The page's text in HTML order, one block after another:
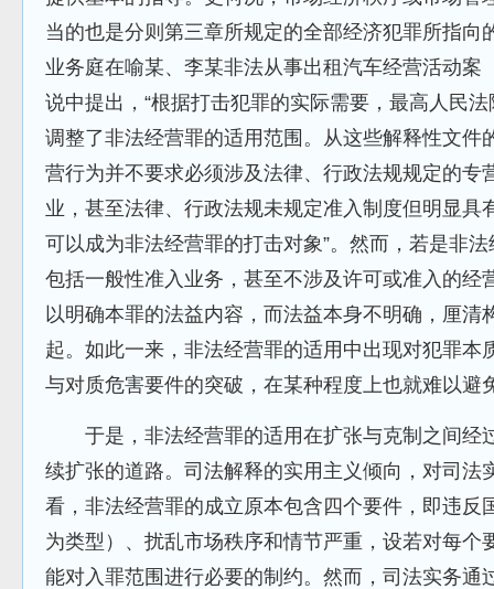
当的也是分则第三章所规定的全部经济犯罪所指向
业务庭在喻某、李某非法从事出租汽车经营活动案
说中提出，“根据打击犯罪的实际需要，最高人民
调整了非法经营罪的适用范围。从这些解释性文件
营行为并不要求必须涉及法律、行政法规规定的专
业，甚至法律、行政法规未规定准入制度但明显具
可以成为非法经营罪的打击对象”。然而，若是非
包括一般性准入业务，甚至不涉及许可或准入的经
以明确本罪的法益内容，而法益本身不明确，厘清
起。如此一来，非法经营罪的适用中出现对犯罪本
与对质危害要件的突破，在某种程度上也就难以避
于是，非法经营罪的适用在扩张与克制之间经
续扩张的道路。司法解释的实用主义倾向，对司法
看，非法经营罪的成立原本包含四个要件，即违反
为类型）、扰乱市场秩序和情节严重，设若对每个
能对入罪范围进行必要的制约。然而，司法实务通